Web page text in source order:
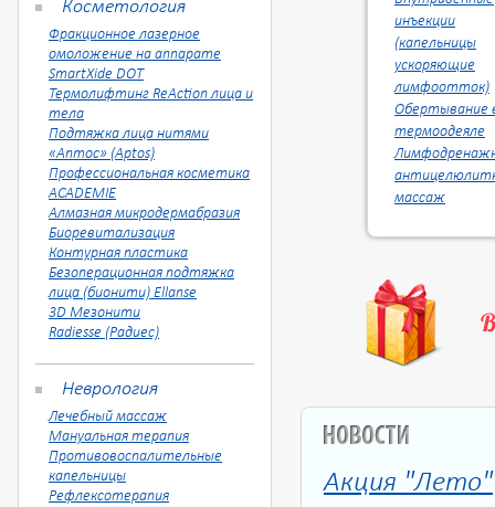
Косметология
Фракционное лазерное
омоложение на аппарате
SmartXide DOT
Термолифтинг ReAction лица и
тела
Подтяжка лица нитями
«Аптос» (Aptos)
Профессиональная косметика
ACADEMIE
Алмазная микродермабразия
Биоревитализация
Контурная пластика
Безоперационная подтяжка
лица (бионити) Ellanse
3D Мезонити
Radiesse (Радиес)
Неврология
Лечебный массаж
Мануальная терапия
Противовоспалительные
капельницы
Рефлексотерапия
инъекции
(капельницы
ускоряющие
лимфоотток)
Обертывание
термоодеяле
массаж
Акция "Лето"